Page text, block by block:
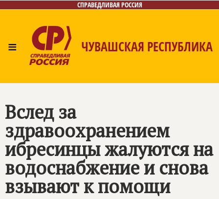
СПРАВЕДЛИВАЯ РОССИЯ
≡ ЧУВАШСКАЯ РЕСПУБЛИКА
Вслед за
здравоохранением
ибресинцы жалуются на
водоснабжение и снова
взывают к помощи